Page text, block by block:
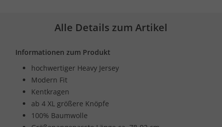
Alle Details zum Artikel
Informationen zum Produkt
hochwertiger Heavy Jersey
Modern Fit
Kentkragen
ab 4 XL größere Knöpfe
100% Baumwolle